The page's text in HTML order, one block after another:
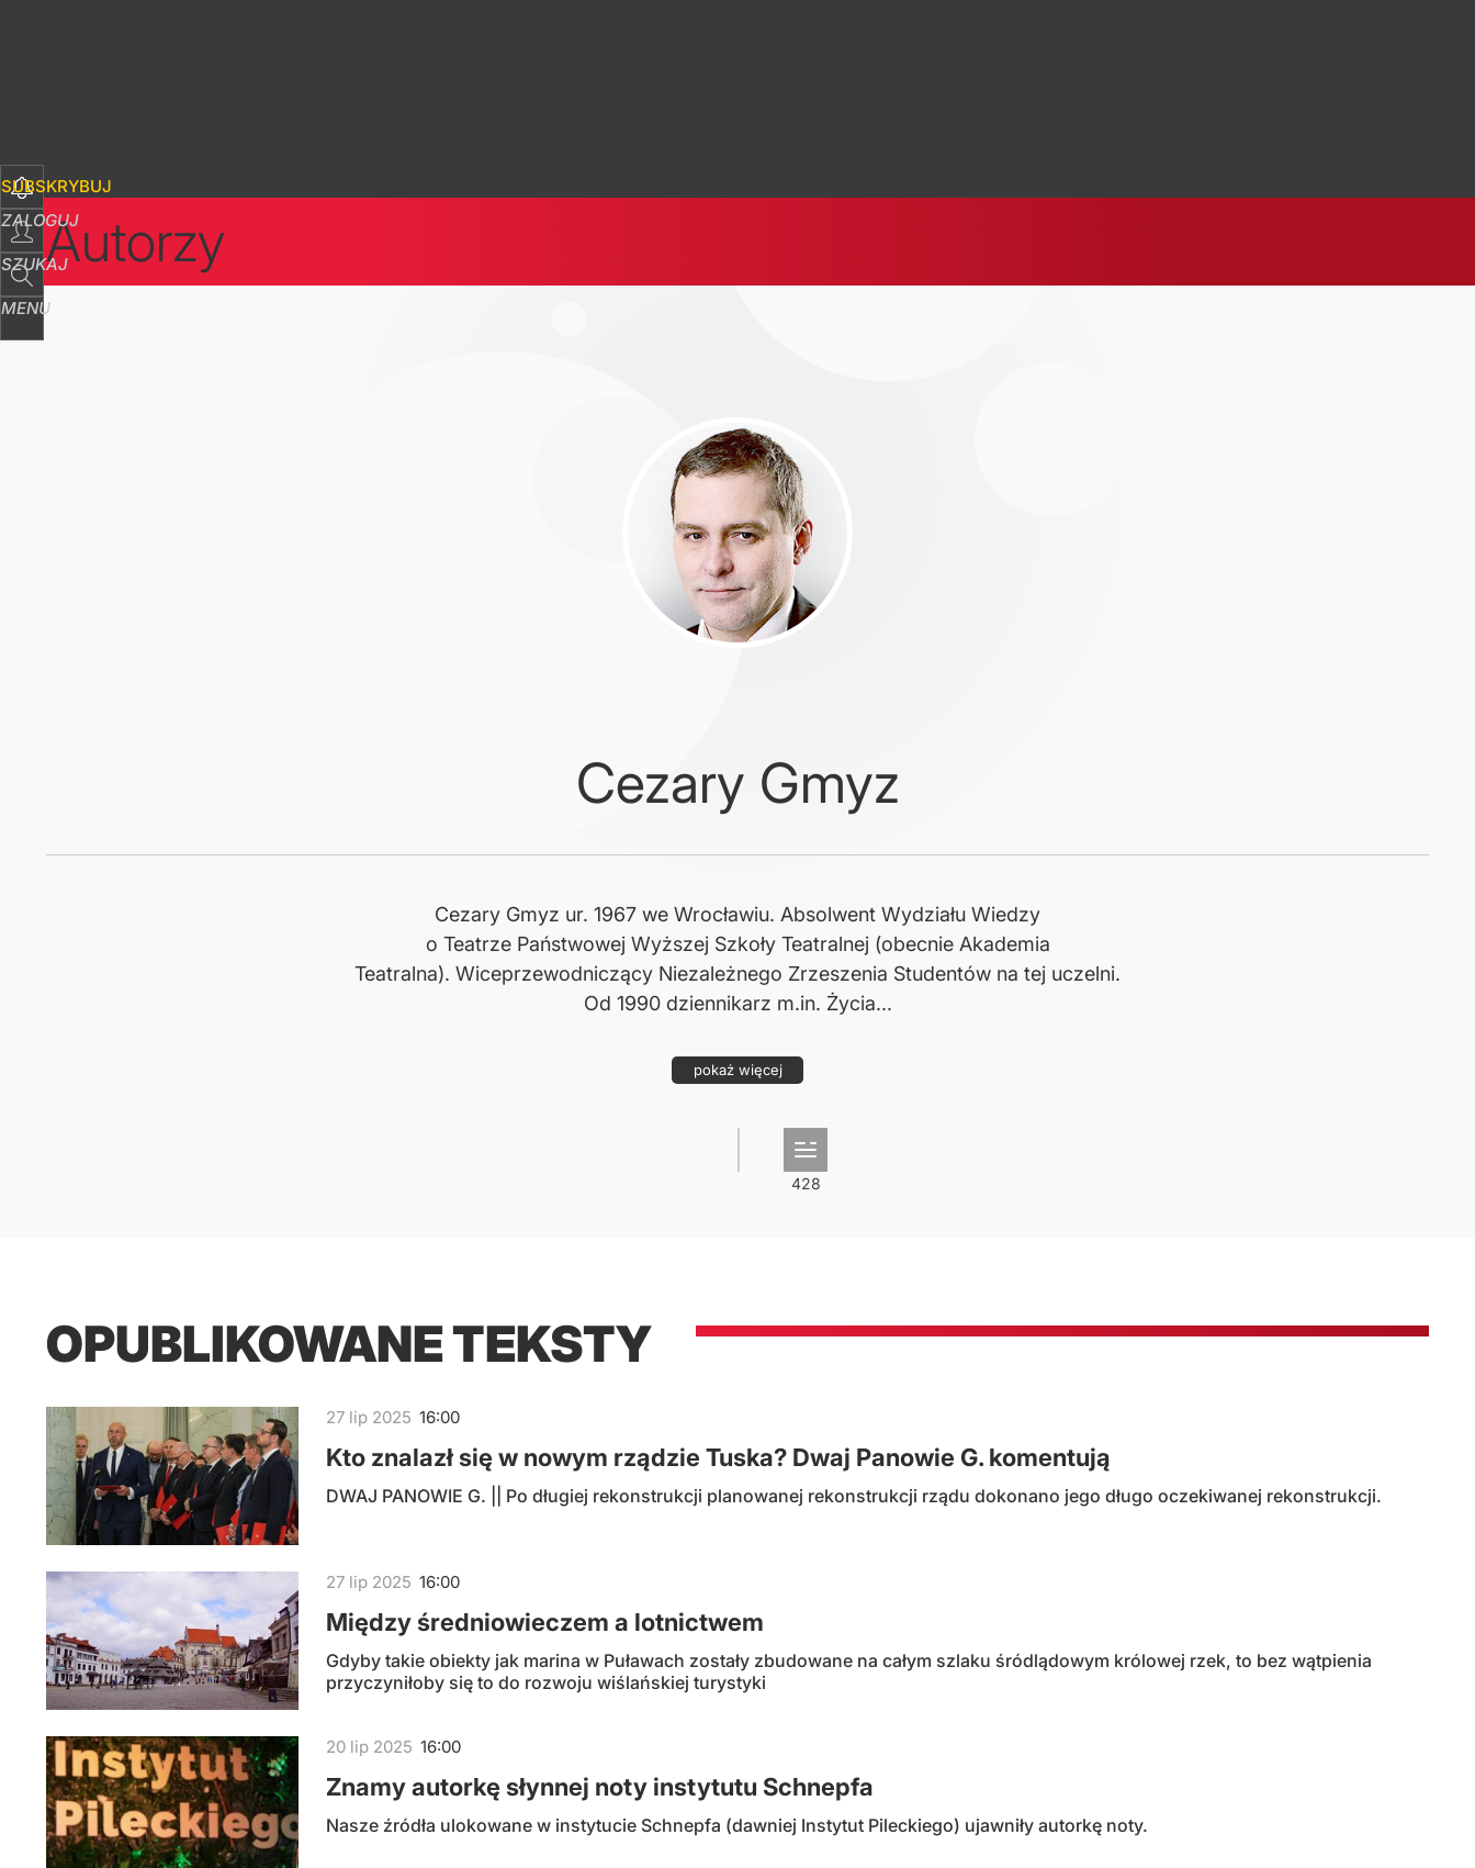
SUBSKRYBUJ
ZALOGUJ
SZUKAJ
MENU
Autorzy
Cezary Gmyz
Cezary Gmyz ur. 1967 we Wrocławiu. Absolwent Wydziału Wiedzy
o Teatrze Państwowej Wyższej Szkoły Teatralnej (obecnie Akademia
Teatralna). Wiceprzewodniczący Niezależnego Zrzeszenia Studentów na tej uczelni.
Od 1990 dziennikarz m.in. Życia...
pokaż więcej
OPUBLIKOWANE TEKSTY
Kto znalazł się w nowym rządzie Tuska? Dwaj Panowie G. komentują
DWAJ PANOWIE G. || Po długiej rekonstrukcji planowanej rekonstrukcji rządu dokonano jego długo oczekiwanej rekonstrukcji.
27 lip 2025 16:00
Między średniowieczem a lotnictwem
Gdyby takie obiekty jak marina w Puławach zostały zbudowane na całym szlaku śródlądowym królowej rzek, to bez wątpienia
przyczyniłoby się to do rozwoju wiślańskiej turystyki
27 lip 2025 16:00
Znamy autorkę słynnej noty instytutu Schnepfa
Nasze źródła ulokowane w instytucie Schnepfa (dawniej Instytut Pileckiego) ujawniły autorkę noty.
20 lip 2025 16:00